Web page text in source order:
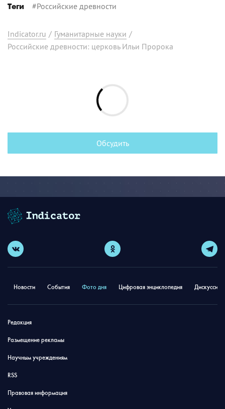
Теги #Российские древности
Indicator.ru / Гуманитарные науки /
Российские древности: церковь Ильи Пророка
Обсудить
Новости События Фото дня Цифровая энциклопедия
Редакция
Размещение рекламы
Научным учреждениям
RSS
Правовая информация